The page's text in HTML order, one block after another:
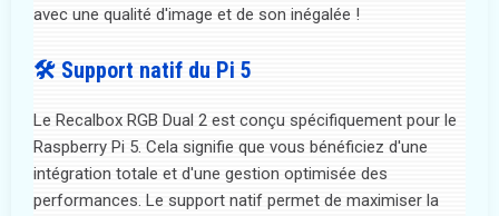
avec une qualité d'image et de son inégalée !
🛠️ Support natif du Pi 5
Le Recalbox RGB Dual 2 est conçu spécifiquement pour le
Raspberry Pi 5. Cela signifie que vous bénéficiez d'une
intégration totale et d'une gestion optimisée des
performances. Le support natif permet de maximiser la